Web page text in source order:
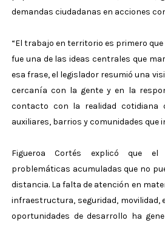
demandas ciudadanas en acciones
“El trabajo en territorio es primero
fue una de las ideas centrales que
esa frase, el legislador resumió una
cercanía con la gente y en la
contacto con la realidad cotidiana
auxiliares, barrios y comunidades que
Figueroa Cortés explicó que
problemáticas acumuladas que no
distancia. La falta de atención en
infraestructura, seguridad, movilidad,
oportunidades de desarrollo ha